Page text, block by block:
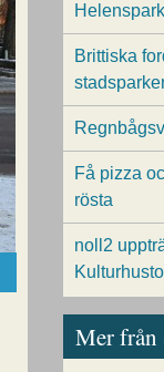
Brittiska
Få pizza
rösta
noll2
Mer från